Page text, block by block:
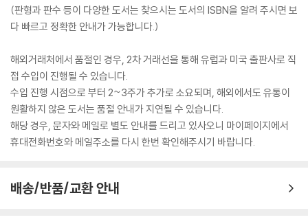
(판형과 판수 등이 다양한 도서는 찾으시는 도서의 ISBN을 알려 주시면 보
다 빠르고 정확한 안내가 가능합니다.)
해외거래처에서 품절인 경우, 2차 거래선을 통해 유럽과 미국 출판사로 직
접 수입이 진행될 수 있습니다.
수입 진행 시점으로 부터 2~3주가 추가로 소요되며, 해외에서도 유통이
원활하지 않은 도서는 품절 안내가 지연될 수 있습니다.
해당 경우, 문자와 메일로 별도 안내를 드리고 있사오니 마이페이지에서
휴대전화번호와 메일주소를 다시 한번 확인해주시기 바랍니다.
배송/반품/교환 안내